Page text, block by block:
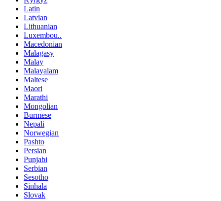
Latin
Latvian
Lithuanian
Luxembou..
Macedonian
Malagasy
Malay
Malayalam
Maltese
Maori
Marathi
Mongolian
Burmese
Nepali
Norwegian
Pashto
Persian
Punjabi
Serbian
Sesotho
Sinhala
Slovak